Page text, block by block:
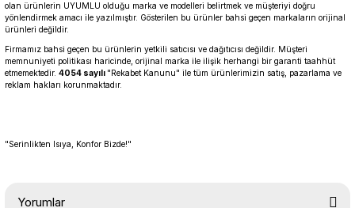
olan ürünlerin UYUMLU olduğu marka ve modelleri belirtmek ve müşteriyi doğru
yönlendirmek amacı ile yazılmıştır. Gösterilen bu ürünler bahsi geçen markaların orijinal
ürünleri değildir.
Firmamız bahsi geçen bu ürünlerin yetkili satıcısı ve dağıtıcısı değildir. Müşteri
memnuniyeti politikası haricinde, orijinal marka ile ilişik herhangi bir garanti taahhüt
etmemektedir. 4054 sayılı "Rekabet Kanunu" ile tüm ürünlerimizin satış, pazarlama ve
reklam hakları korunmaktadır.
"Serinlikten Isıya, Konfor Bizde!"
Yorumlar